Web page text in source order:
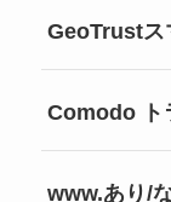
GeoTrustス
Comodo ト
www.あり/